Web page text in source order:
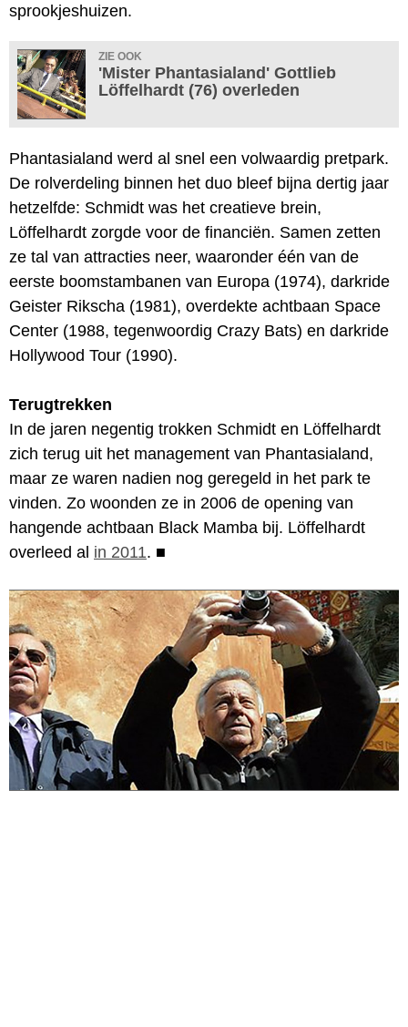
sprookjeshuizen.
ZIE OOK
'Mister Phantasialand' Gottlieb
Löffelhardt (76) overleden
Phantasialand werd al snel een volwaardig pretpark.
De rolverdeling binnen het duo bleef bijna dertig jaar
hetzelfde: Schmidt was het creatieve brein,
Löffelhardt zorgde voor de financiën. Samen zetten
ze tal van attracties neer, waaronder één van de
eerste boomstambanen van Europa (1974), darkride
Geister Rikscha (1981), overdekte achtbaan Space
Center (1988, tegenwoordig Crazy Bats) en darkride
Hollywood Tour (1990).
Terugtrekken
In de jaren negentig trokken Schmidt en Löffelhardt
zich terug uit het management van Phantasialand,
maar ze waren nadien nog geregeld in het park te
vinden. Zo woonden ze in 2006 de opening van
hangende achtbaan Black Mamba bij. Löffelhardt
overleed al in 2011. ■